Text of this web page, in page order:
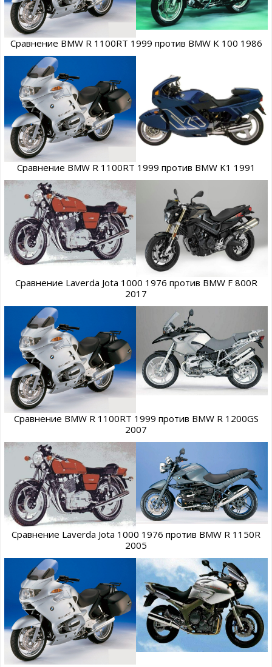
Сравнение BMW R 1100RT 1999 против BMW K 100 1986
Сравнение BMW R 1100RT 1999 против BMW K1 1991
Сравнение Laverda Jota 1000 1976 против BMW F 800R
2017
Сравнение BMW R 1100RT 1999 против BMW R 1200GS
2007
Сравнение Laverda Jota 1000 1976 против BMW R 1150R
2005